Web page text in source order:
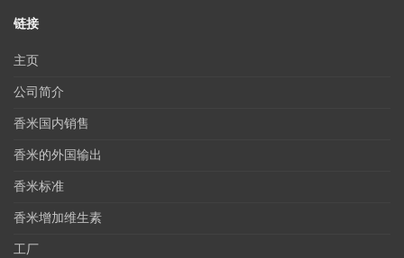
链接
主页
公司简介
香米国内销售
香米的外国输出
香米标准
香米增加维生素
工厂